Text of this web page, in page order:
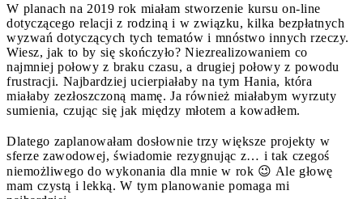
W planach na 2019 rok miałam stworzenie kursu on-line
dotyczącego relacji z rodziną i w związku, kilka bezpłatnych
wyzwań dotyczących tych tematów i mnóstwo innych rzeczy.
Wiesz, jak to by się skończyło? Niezrealizowaniem co
najmniej połowy z braku czasu, a drugiej połowy z powodu
frustracji. Najbardziej ucierpiałaby na tym Hania, która
miałaby zezłoszczoną mamę. Ja również miałabym wyrzuty
sumienia, czując się jak między młotem a kowadłem.
Dlatego zaplanowałam dosłownie trzy większe projekty w
sferze zawodowej, świadomie rezygnując z… i tak czegoś
niemożliwego do wykonania dla mnie w rok 😉 Ale głowę
mam czystą i lekką. W tym planowanie pomaga mi